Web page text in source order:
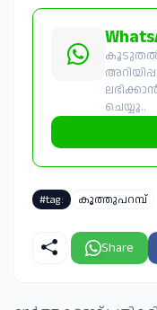
കൂടുതൽ
ചെയ്യൂ..
#tag: കൂത്തുപറമ്പ്
Share